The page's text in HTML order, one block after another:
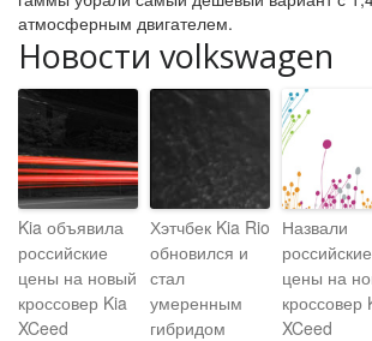
атмосферным двигателем.
Новости volkswagen
Kia объявила
российские
цены на новый
кроссовер Kia
XCeed
Хэтчбек Kia Rio
обновился и
стал
умеренным
гибридом
Назвали
российские
цены на
кроссовер
XCeed